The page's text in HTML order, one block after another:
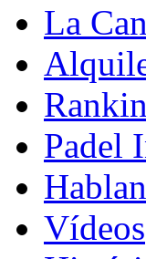
La
Padel
Vídeos